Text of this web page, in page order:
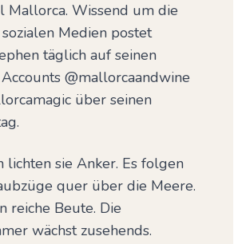
Mallorca. Wissend um die
Medien postet
täglich auf seinen
@mallorcaandwine
über seinen
lichten sie Anker. Es folgen
quer über die Meere.
reiche Beute. Die
wächst zusehends.